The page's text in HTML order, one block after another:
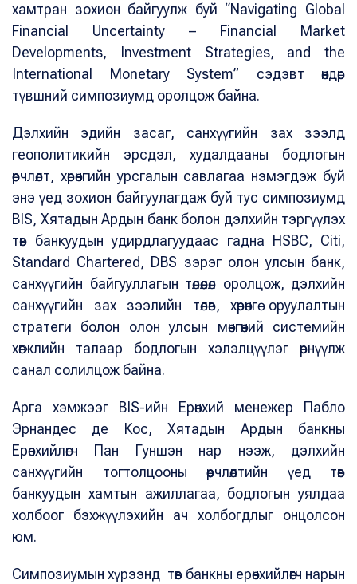
хамтран зохион байгуулж буй “Navigating Global
Financial Uncertainty – Financial Market
Developments, Investment Strategies, and the
International Monetary System” сэдэвт өндөр
түвшний симпозиумд оролцож байна.
Дэлхийн эдийн засаг, санхүүгийн зах зээлд
геополитикийн эрсдэл, худалдааны бодлогын
өөрчлөлт, хөрөнгийн урсгалын савлагаа нэмэгдэж буй
энэ үед зохион байгуулагдаж буй тус симпозиумд
BIS, Хятадын Ардын банк болон дэлхийн тэргүүлэх
төв банкуудын удирдлагуудаас гадна HSBC, Citi,
Standard Chartered, DBS зэрэг олон улсын банк,
санхүүгийн байгууллагын төлөөлөл оролцож, дэлхийн
санхүүгийн зах зээлийн төлөв, хөрөнгө оруулалтын
стратеги болон олон улсын мөнгөний системийн
хөгжлийн талаар бодлогын хэлэлцүүлэг өрнүүлж
санал солилцож байна.
Арга хэмжээг BIS-ийн Ерөнхий менежер Пабло
Эрнандес де Кос, Хятадын Ардын банкны
Ерөнхийлөгч Пан Гуншэн нар нээж, дэлхийн
санхүүгийн тогтолцооны өөрчлөлтийн үед төв
банкуудын хамтын ажиллагаа, бодлогын уялдаа
холбоог бэхжүүлэхийн ач холбогдлыг онцолсон
юм.
Симпозиумын хүрээнд төв банкны ерөнхийлөгч нарын